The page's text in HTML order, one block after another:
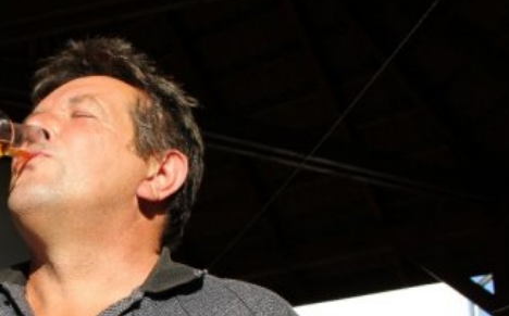
Lovagrend rendezvényei
Pálinkalovagok Szilvavirágzás ünnepe.
A Szatmár-Beregi Pálinka Lovagrend szombaton
tartotta a szokásos szilvavirágzás ünnepét. Mint ahogy
évek óta teszik, ezúttal is Tivadarnál a tiszai vízmérőnél
emlékeztek meg a szőke...